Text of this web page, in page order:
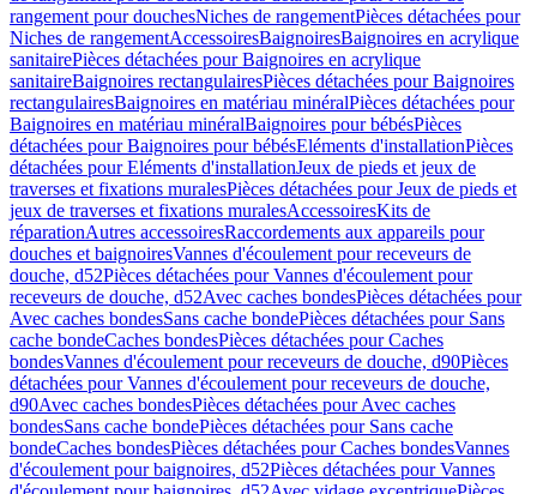
rangement pour douchesNiches de rangementPièces détachées pour
Niches de rangementAccessoiresBaignoiresBaignoires en acrylique
sanitairePièces détachées pour Baignoires en acrylique
sanitaireBaignoires rectangulairesPièces détachées pour Baignoires
rectangulairesBaignoires en matériau minéralPièces détachées pour
Baignoires en matériau minéralBaignoires pour bébésPièces
détachées pour Baignoires pour bébésEléments d'installationPièces
détachées pour Eléments d'installationJeux de pieds et jeux de
traverses et fixations muralesPièces détachées pour Jeux de pieds et
jeux de traverses et fixations muralesAccessoiresKits de
réparationAutres accessoiresRaccordements aux appareils pour
douches et baignoiresVannes d'écoulement pour receveurs de
douche, d52Pièces détachées pour Vannes d'écoulement pour
receveurs de douche, d52Avec caches bondesPièces détachées pour
Avec caches bondesSans cache bondePièces détachées pour Sans
cache bondeCaches bondesPièces détachées pour Caches
bondesVannes d'écoulement pour receveurs de douche, d90Pièces
détachées pour Vannes d'écoulement pour receveurs de douche,
d90Avec caches bondesPièces détachées pour Avec caches
bondesSans cache bondePièces détachées pour Sans cache
bondeCaches bondesPièces détachées pour Caches bondesVannes
d'écoulement pour baignoires, d52Pièces détachées pour Vannes